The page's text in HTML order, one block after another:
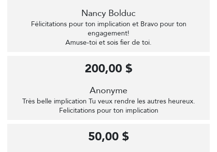
Nancy Bolduc
Félicitations pour ton implication et Bravo pour ton
engagement!
Amuse‑toi et sois fier de toi.
Anonyme
Très belle implication Tu veux rendre les autres heureux.
Felicitations pour ton implication
200,00 $
50,00 $